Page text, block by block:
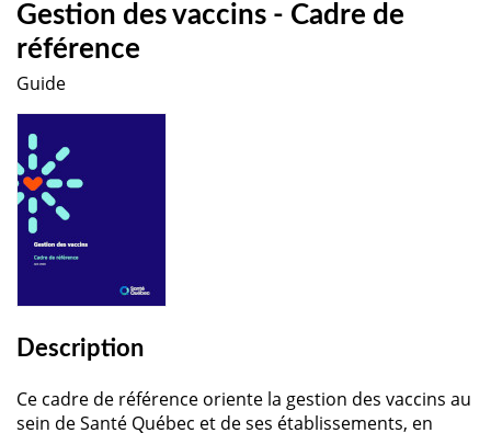
Gestion des vaccins - Cadre de
référence
Guide
Description
Ce cadre de référence oriente la gestion des vaccins au
sein de Santé Québec et de ses établissements, en